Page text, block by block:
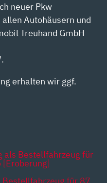
neuer Pkw
Autohäusern und
Treuhand GmbH
erhalten wir ggf.
als Bestellfahrzeug für